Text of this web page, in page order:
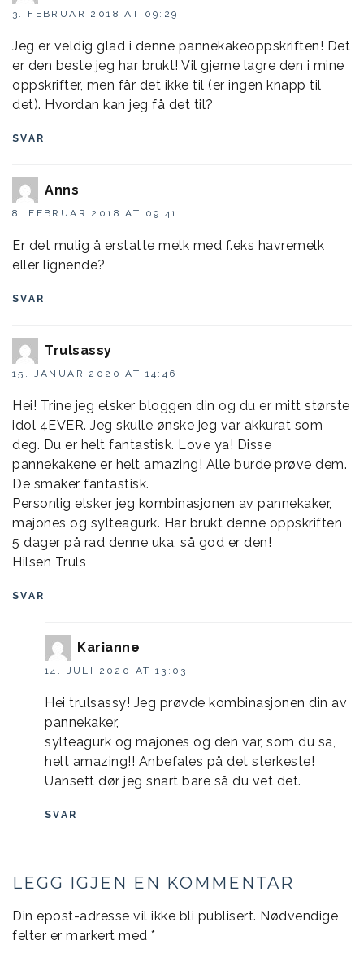
3. FEBRUAR 2018 AT 09:29
Jeg er veldig glad i denne pannekakeoppskriften! Det
er den beste jeg har brukt! Vil gjerne lagre den i mine
oppskrifter, men får det ikke til (er ingen knapp til
det). Hvordan kan jeg få det til?
SVAR
Anns
8. FEBRUAR 2018 AT 09:41
Er det mulig å erstatte melk med f.eks havremelk
eller lignende?
SVAR
Trulsassy
15. JANUAR 2020 AT 14:46
Hei! Trine jeg elsker bloggen din og du er mitt største
idol 4EVER. Jeg skulle ønske jeg var akkurat som
deg. Du er helt fantastisk. Love ya! Disse
pannekakene er helt amazing! Alle burde prøve dem.
De smaker fantastisk.
Personlig elsker jeg kombinasjonen av pannekaker,
majones og sylteagurk. Har brukt denne oppskriften
5 dager på rad denne uka, så god er den!
Hilsen Truls
SVAR
Karianne
14. JULI 2020 AT 13:03
Hei trulsassy! Jeg prøvde kombinasjonen din av
pannekaker,
sylteagurk og majones og den var, som du sa,
helt amazing!! Anbefales på det sterkeste!
Uansett dør jeg snart bare så du vet det.
SVAR
LEGG IGJEN EN KOMMENTAR
Din epost-adresse vil ikke bli publisert. Nødvendige
felter er markert med *